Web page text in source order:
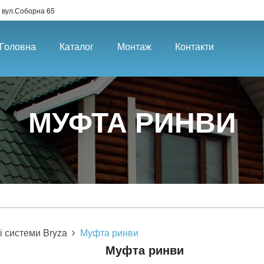
вул.Соборна 65
Головна Каталог Монтаж Контакти
МУФТА РИНВИ
системи Bryza Муфта ринви
Муфта ринви